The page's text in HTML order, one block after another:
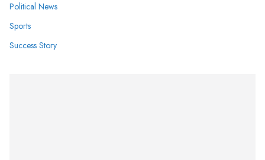
Political News
Sports
Success Story